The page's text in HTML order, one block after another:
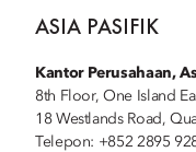
ASIA PASIFIK
Kantor Perusahaan,
8th Floor, One Island
18 Westlands Road,
Telepon: +852 2895